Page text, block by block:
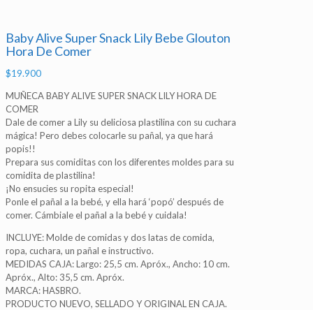
Baby Alive Super Snack Lily Bebe Glouton
Hora De Comer
$19.900
MUÑECA BABY ALIVE SUPER SNACK LILY HORA DE
COMER
Dale de comer a Lily su deliciosa plastilina con su cuchara
mágica! Pero debes colocarle su pañal, ya que hará
popis!!
Prepara sus comiditas con los diferentes moldes para su
comidita de plastilina!
¡No ensucies su ropita especial!
Ponle el pañal a la bebé, y ella hará ‘popó’ después de
comer. Cámbiale el pañal a la bebé y cuidala!
INCLUYE: Molde de comidas y dos latas de comida,
ropa, cuchara, un pañal e instructivo.
MEDIDAS CAJA: Largo: 25,5 cm. Apróx., Ancho: 10 cm.
Apróx., Alto: 35,5 cm. Apróx.
MARCA: HASBRO.
PRODUCTO NUEVO, SELLADO Y ORIGINAL EN CAJA.